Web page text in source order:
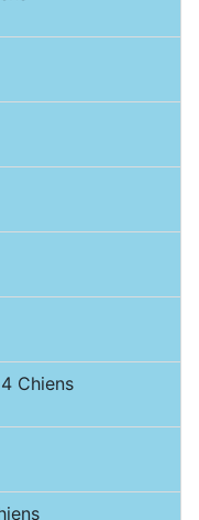
Chiens